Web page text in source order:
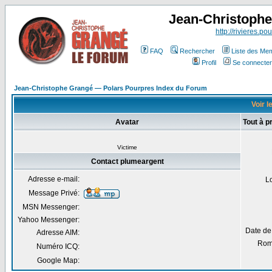
Jean-
http://
FAQ Rechercher
Liste des
Profil
Se
Jean-Christophe Grangé — Polars Pourpres Index du Forum
Voir
Avatar Tout à
Victime
Date
Contact plumeargent
Adresse e-mail:
Message Privé:
MSN Messenger:
Yahoo Messenger:
Adresse AIM:
Numéro ICQ:
Google Map: